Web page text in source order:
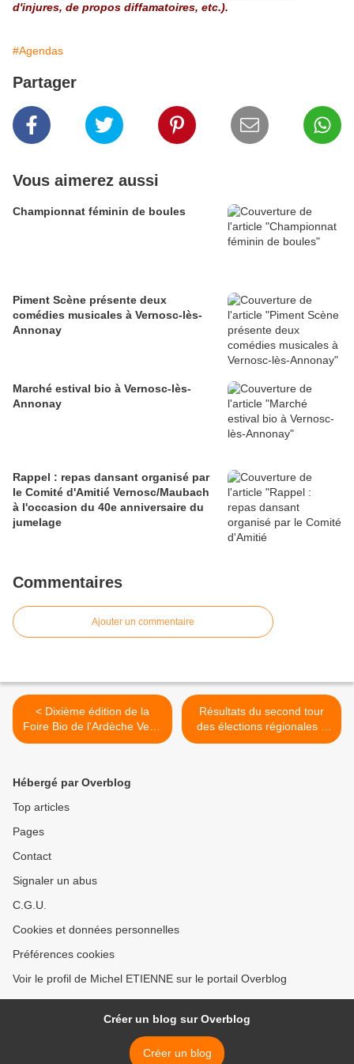
d'injures, de propos diffamatoires, etc.).
#Agendas
Partager
Vous aimerez aussi
Championnat féminin de boules
Piment Scène présente deux
comédies musicales à Vernosc-lès-
Annonay
Marché estival bio à Vernosc-lès-
Annonay
Rappel : repas dansant organisé par
le Comité d'Amitié Vernosc/Maubach
à l'occasion du 40e anniversaire du
jumelage
Commentaires
Ajouter un commentaire
< Dixième édition de la
Foire Bio de l'Ardèche Verte
à Vernosc-lès-Annonay
Résultats du second tour
des élections régionales à
Vernosc-lès-Annonay >
Hébergé par Overblog
Top articles
Pages
Contact
Signaler un abus
C.G.U.
Cookies et données personnelles
Préférences cookies
Voir le profil de Michel ETIENNE sur le portail Overblog
Créer un blog sur Overblog
Créer un blog